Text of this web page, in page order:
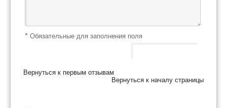
* Обязательные для заполнения поля
Вернуться к первым отзывам
Вернуться к началу страницы